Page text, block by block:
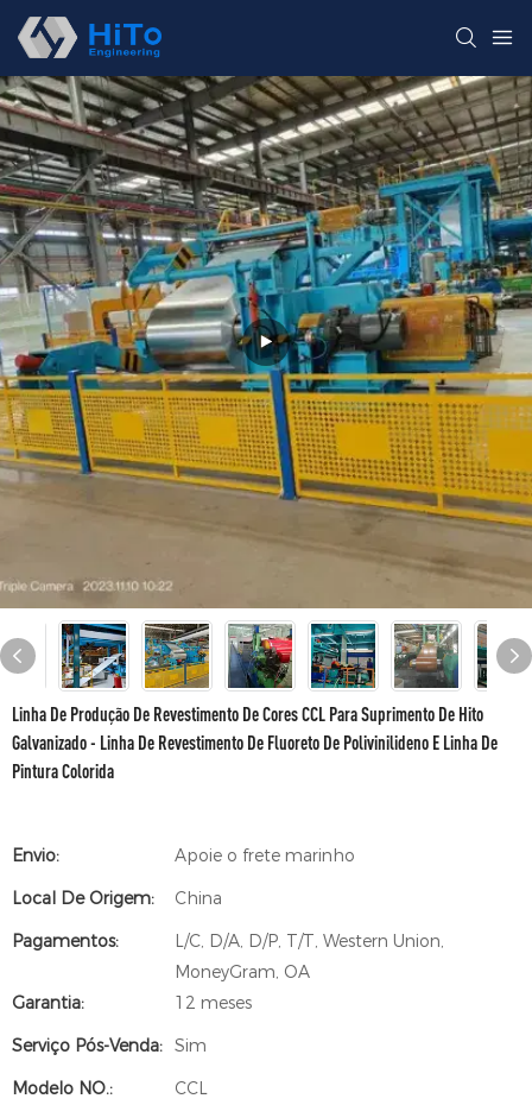
Linha De Produção De Revestimento De Cores CCL Para Suprimento De Hito
Galvanizado - Linha De Revestimento De Fluoreto De Polivinilideno E Linha De
Pintura Colorida
Envio:
Apoie o frete marinho
Local De Origem:
China
Pagamentos:
L/C, D/A, D/P, T/T, Western Union,
MoneyGram, OA
Garantia:
12 meses
Serviço Pós-Venda: Sim
Modelo NO.:
CCL